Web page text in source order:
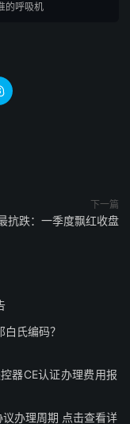
的呼吸机
下一篇
抗跌：一季度飘红收盘
氏编码？
器CE认证办理费用报
办理周期 点击查看详